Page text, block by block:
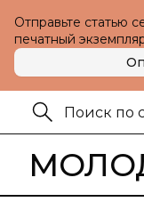
Отправьте статью
печатный